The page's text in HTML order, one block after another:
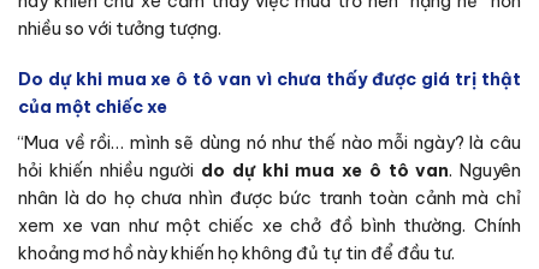
nhiều so với tưởng tượng.
Do dự khi mua xe ô tô van vì chưa thấy được giá trị thật
của một chiếc xe
“Mua về rồi… mình sẽ dùng nó như thế nào mỗi ngày? là câu
hỏi khiến nhiều người do dự khi mua xe ô tô van. Nguyên
nhân là do họ chưa nhìn được bức tranh toàn cảnh mà chỉ
xem xe van như một chiếc xe chở đồ bình thường. Chính
khoảng mơ hồ này khiến họ không đủ tự tin để đầu tư.